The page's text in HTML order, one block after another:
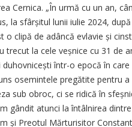
Cernica. „În urmă cu un an,
la sfârșitul lunii iulie 2024,
o clipă de adâncă evlavie și
trecut la cele veșnice cu 31 de
într-o epocă în
osemintele pregătite pentru
sub obroc, ci se ridică în
gândit atunci la întâlnirea
și Preotul Mărturisitor